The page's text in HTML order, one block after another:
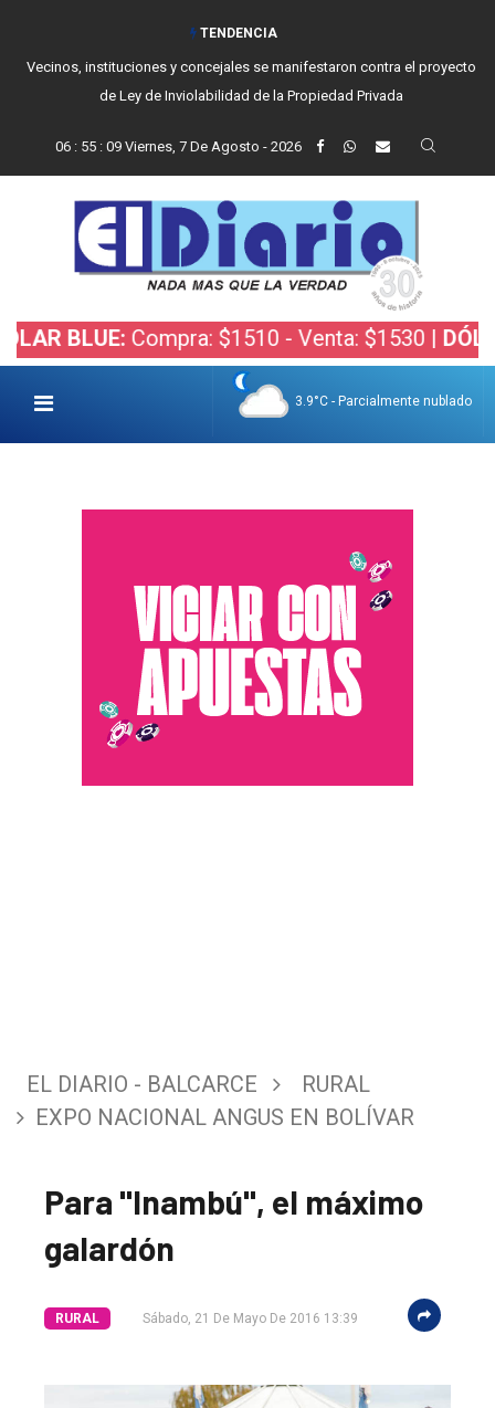
TENDENCIA
Vecinos, instituciones y concejales se manifestaron contra el proyecto
de Ley de Inviolabilidad de la Propiedad Privada
06: 55: 10 Viernes, 7 De Agosto - 2026
Compra: $1510 - Venta: $1530 |DÓLAR
3.9°C - Parcialmente nublado
El
EL DIARIO - BALCARCE
RURAL
EXPO NACIONAL ANGUS EN BOLÍVAR
Para "Inambú", el máximo
galardón
RURAL Sábado, 21 De Mayo De 2016 13:39